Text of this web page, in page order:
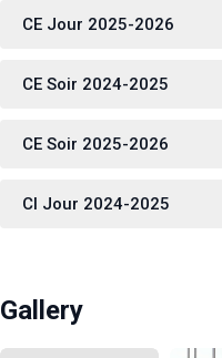
CE Jour 2025-2026
CE Soir 2024-2025
CE Soir 2025-2026
CI Jour 2024-2025
Gallery